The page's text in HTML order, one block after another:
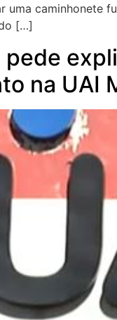
caminhonete
[…]
pede
na UAI